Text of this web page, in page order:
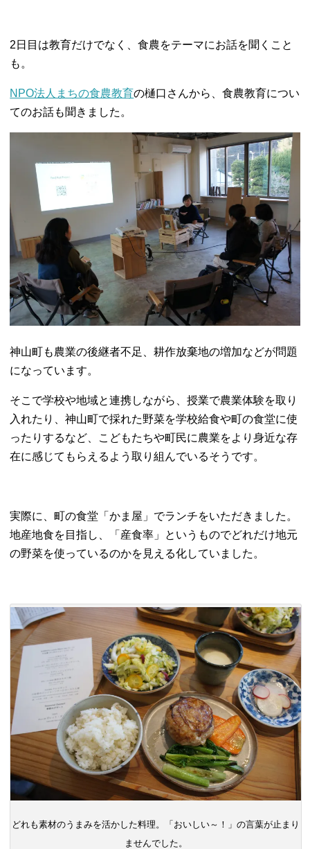
2日目は教育だけでなく、食農をテーマにお話を聞くこと
も。
NPO法人まちの食農教育の樋口さんから、食農教育につい
てのお話も聞きました。
神山町も農業の後継者不足、耕作放棄地の増加などが問題
になっています。
そこで学校や地域と連携しながら、授業で農業体験を取り
入れたり、神山町で採れた野菜を学校給食や町の食堂に使
ったりするなど、こどもたちや町民に農業をより身近な存
在に感じてもらえるよう取り組んでいるそうです。
実際に、町の食堂「かま屋」でランチをいただきました。
地産地食を目指し、「産食率」というものでどれだけ地元
の野菜を使っているのかを見える化していました。
どれも素材のうまみを活かした料理。「おいしい～！」の言葉が止まり
ませんでした。